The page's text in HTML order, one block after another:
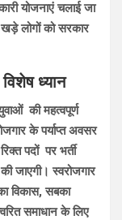
योजनाएं चलाई जा
लोगों को सरकार
ध्यान
की महत्वपूर्ण
के पर्याप्त अवसर
पदों पर भर्ती
जाएगी। स्वरोजगार
विकास, सबका
समाधान के लिए